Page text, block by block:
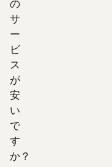
の
サ
ー
ビ
ス
が
安
い
で
す
か？